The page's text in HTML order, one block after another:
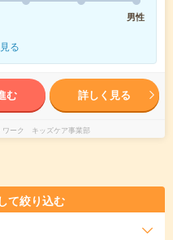
男性
る
む 詳しく見る
ワーク キッズケア事業部
て絞り込む